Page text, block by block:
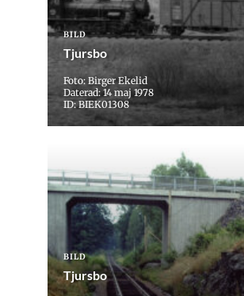
BILD
Tjursbo
Foto: Birger Ekelid
Daterad: 14 maj 1978
ID: BIEK01308
BILD
Tjursbo